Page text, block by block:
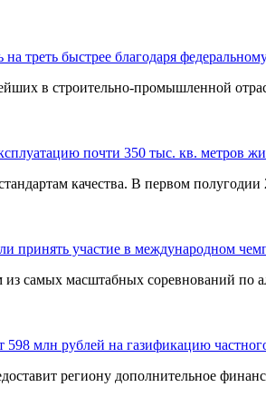
треть быстрее благодаря
в строительно‑промышленной
почти 350 тыс. кв. метров
качества. В первом
принять участие в международном
из самых масштабных соревнований по
млн рублей на газификацию
региону дополнительное